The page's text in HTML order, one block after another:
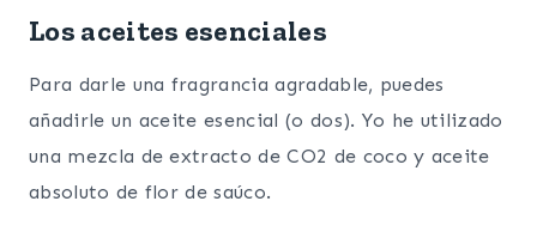
Los aceites esenciales
Para darle una fragrancia agradable, puedes
añadirle un aceite esencial (o dos). Yo he utilizado
una mezcla de extracto de CO2 de coco y aceite
absoluto de flor de saúco.